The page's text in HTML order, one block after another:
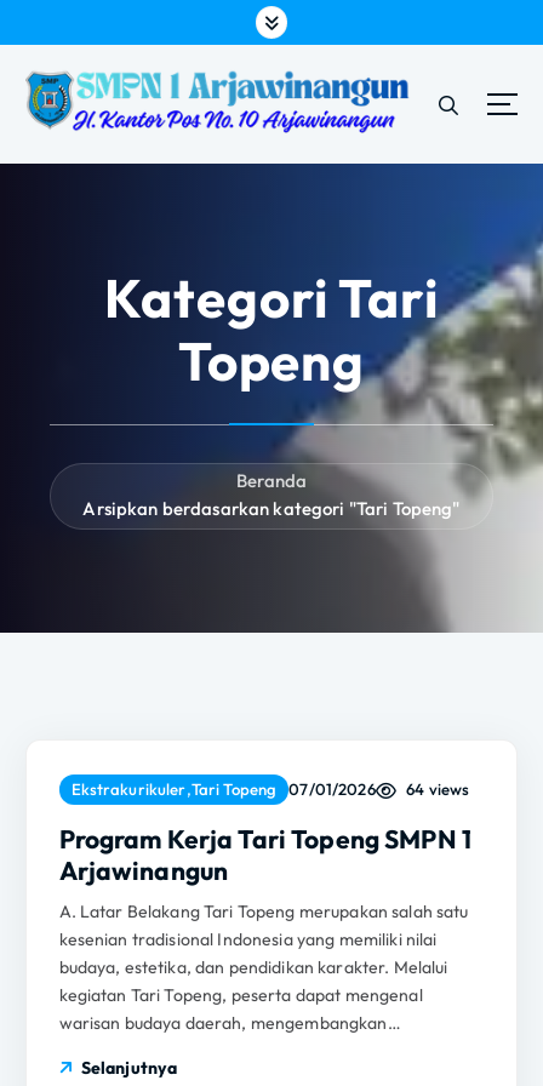
e
Kategori Tari
Topeng
Beranda
Arsipkan berdasarkan kategori "Tari Topeng"
Ekstrakurikuler,Tari Topeng 07/01/2026 64 views
Program Kerja Tari Topeng SMPN 1
Arjawinangun
A. Latar Belakang Tari Topeng merupakan salah satu
kesenian tradisional Indonesia yang memiliki nilai
budaya, estetika, dan pendidikan karakter. Melalui
kegiatan Tari Topeng, peserta dapat mengenal
warisan budaya daerah, mengembangkan…
Selanjutnya